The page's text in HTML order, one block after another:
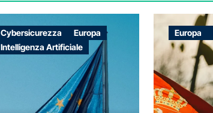
Cybersicurezza
Europa
Intelligenza Artificiale
Europa